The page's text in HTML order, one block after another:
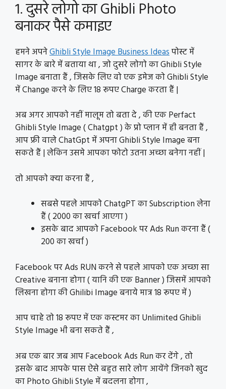
1. दुसरे लोगो का Ghibli Photo
बनाकर पैसे कमाइए
हमने अपनेGhibli Style Image Business Ideasपोस्ट में
सागर के बारे में बताया था , जो दुसरे लोगो का Ghibli Style
Image बनाता हैं , जिसके लिए वो एक इमेज को Ghibli Style
में Change करने के लिए 18 रूपए Charge करता हैं |
अब अगर आपको नहीं मालूम तो बता दे , की एक Perfact
Ghibli Style Image ( Chatgpt ) के प्रो प्लान में ही बनता हैं ,
आप फ्री वाले ChatGpt में अपना Ghibli Style Image बना
सकते हैं | लेकिन उसमे आपका फोटो उतना अच्छा बनेगा नहीं |
तो आपको क्या करना हैं ,
सबसे पहले आपको ChatgPT का Subscription लेना
हैं ( 2000 का खर्चा आएगा )
इसके बाद आपको Facebook पर Ads Run करना हैं (
200 का खर्चा )
Facebook पर Ads RUN करने से पहले आपको एक अच्छा सा
Creative बनाना होगा ( यानि की एक Banner ) जिसमें आपको
लिखना होगा की Ghilibi Image बनाये मात्र 18 रूपए में )
आप चाहे तो 18 रूपए में एक कस्टमर का Unlimited Ghibli
Style Image भी बना सकते हैं ,
अब एक बार जब आप Facebook Ads Run कर देंगे , तो
इसके बाद आपके पास ऐसे बहुत सारे लोग आयेंगे जिनको खुद
का Photo Ghibli Style में बदलना होगा ,